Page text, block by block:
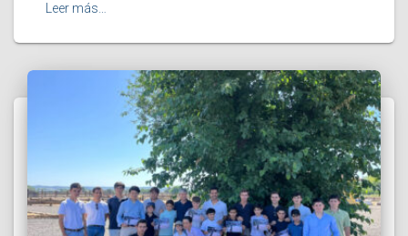
Leer más…